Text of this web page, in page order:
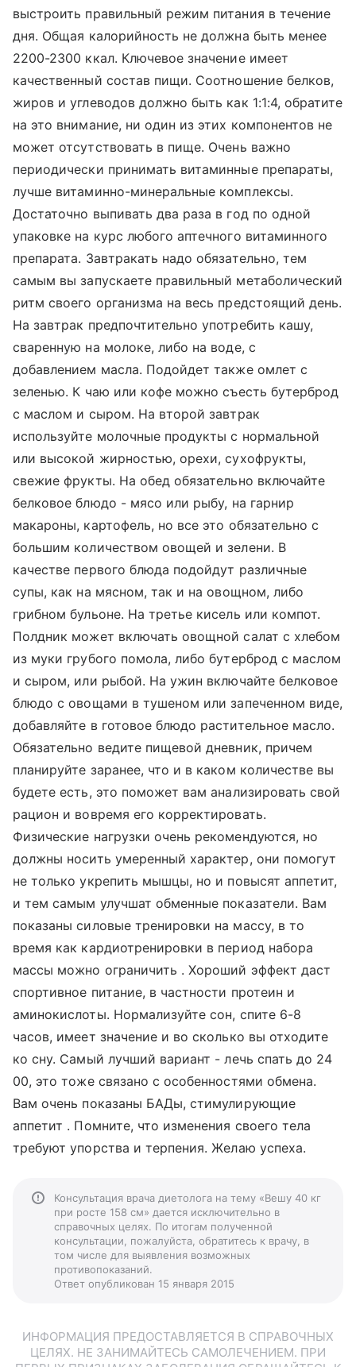
выстроить правильный режим питания в течение
дня. Общая калорийность не должна быть менее
2200-2300 ккал. Ключевое значение имеет
качественный состав пищи. Соотношение белков,
жиров и углеводов должно быть как 1:1:4, обратите
на это внимание, ни один из этих компонентов не
может отсутствовать в пище. Очень важно
периодически принимать витаминные препараты,
лучше витаминно-минеральные комплексы.
Достаточно выпивать два раза в год по одной
упаковке на курс любого аптечного витаминного
препарата. Завтракать надо обязательно, тем
самым вы запускаете правильный метаболический
ритм своего организма на весь предстоящий день.
На завтрак предпочтительно употребить кашу,
сваренную на молоке, либо на воде, с
добавлением масла. Подойдет также омлет с
зеленью. К чаю или кофе можно съесть бутерброд
с маслом и сыром. На второй завтрак
используйте молочные продукты с нормальной
или высокой жирностью, орехи, сухофрукты,
свежие фрукты. На обед обязательно включайте
белковое блюдо - мясо или рыбу, на гарнир
макароны, картофель, но все это обязательно с
большим количеством овощей и зелени. В
качестве первого блюда подойдут различные
супы, как на мясном, так и на овощном, либо
грибном бульоне. На третье кисель или компот.
Полдник может включать овощной салат с хлебом
из муки грубого помола, либо бутерброд с маслом
и сыром, или рыбой. На ужин включайте белковое
блюдо с овощами в тушеном или запеченном виде,
добавляйте в готовое блюдо растительное масло.
Обязательно ведите пищевой дневник, причем
планируйте заранее, что и в каком количестве вы
будете есть, это поможет вам анализировать свой
рацион и вовремя его корректировать.
Физические нагрузки очень рекомендуются, но
должны носить умеренный характер, они помогут
не только укрепить мышцы, но и повысят аппетит,
и тем самым улучшат обменные показатели. Вам
показаны силовые тренировки на массу, в то
время как кардиотренировки в период набора
массы можно ограничить . Хороший эффект даст
спортивное питание, в частности протеин и
аминокислоты. Нормализуйте сон, спите 6-8
часов, имеет значение и во сколько вы отходите
ко сну. Самый лучший вариант - лечь спать до 24
00, это тоже связано с особенностями обмена.
Вам очень показаны БАДы, стимулирующие
аппетит . Помните, что изменения своего тела
требуют упорства и терпения. Желаю успеха.
Консультация врача диетолога на тему «Вешу 40 кг
при росте 158 см» дается исключительно в
справочных целях. По итогам полученной
консультации, пожалуйста, обратитесь к врачу, в
том числе для выявления возможных
противопоказаний.
Ответ опубликован 15 января 2015
ИНФОРМАЦИЯ ПРЕДОСТАВЛЯЕТСЯ В СПРАВОЧНЫХ
ЦЕЛЯХ. НЕ ЗАНИМАЙТЕСЬ САМОЛЕЧЕНИЕМ. ПРИ